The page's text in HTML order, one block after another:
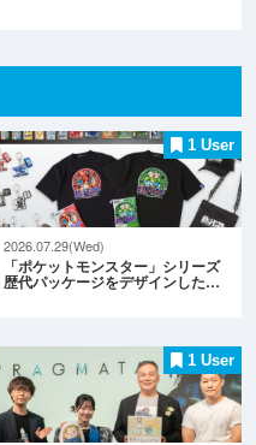
1 User
2026.07.29(Wed)
「ポケットモンスター」シリーズ
歴代パッケージをデザインした…
1 User